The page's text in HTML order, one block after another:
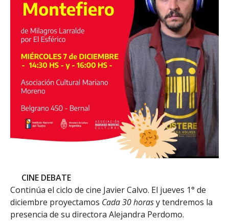
CINE DEBATE
Continúa el ciclo de cine Javier Calvo. El jueves 1° de
diciembre proyectamos Cada 30 horasy tendremos la
presencia de su directora Alejandra Perdomo.